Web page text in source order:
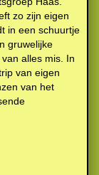
zo zijn eigen
in een schuurtje
gruwelijke
alles mis. In
van eigen
van het